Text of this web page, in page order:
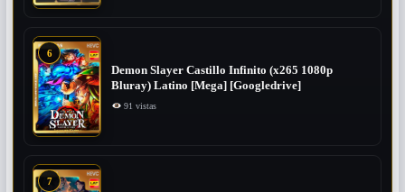
6
Demon Slayer Castillo Infinito (x265 1080p
Bluray) Latino [Mega] [Googledrive]
91 vistas
7